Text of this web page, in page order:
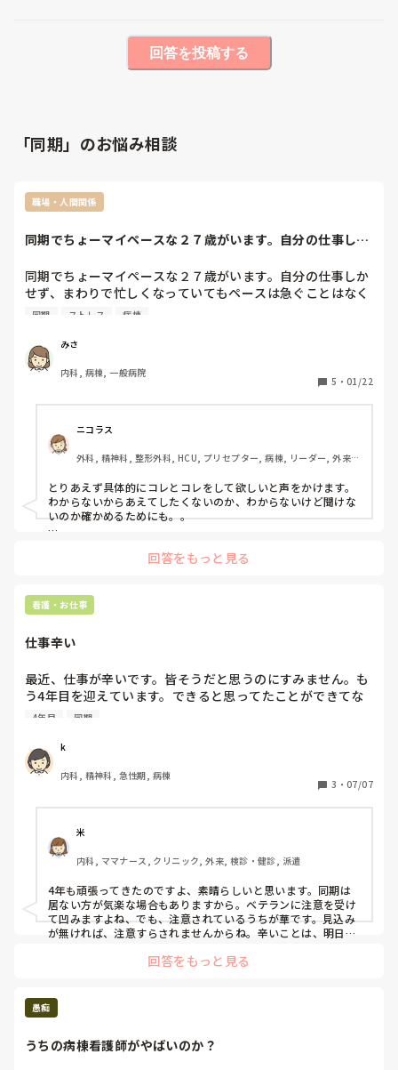
回答を投稿する
「同期」のお悩み相談
職場・人間関係
同期でちょーマイペースな２７歳がいます。自分の仕事しか
同期でちょーマイペースな２７歳がいます。自分の仕事しか
せず、まわりで忙しくなっていてもペースは急ぐことはなく
他の仕事をしようとしません。先輩とフリーしていても入院
との書類など手伝う気もなく先に帰ってました。
自分のペースで仕事してる人に対してどのようにみなさん声
かけていますか？
同期 ストレス 病棟
みさ
内科, 病棟, 一般病院
5 ・ 01/22
ニコラス
外科, 精神科, 整形外科, HCU, プリセプター, 病棟, リーダー, 外来,
とりあえず具体的にコレとコレをして欲しいと声をかけます。
わからないからあえてしたくないのか、わからないけど聞けな
いのか確かめるためにも。。
し、なんで私がしないといけないの？みたいな態度だったらそ
回答をもっと見る
看護・お仕事
仕事辛い
最近、仕事が辛いです。皆そうだと思うのにすみません。も
う4年目を迎えています。できると思ってたことができてな
かったり、注意を受けるとへこんでしまう自分が嫌いです。
るし、同期もおらず、周りはベテランばかりで一人だけ出来
てないと感じてしまい仕事に行くのが辛いと思ってしまいま
した。弱音ばかりすみません。
お願いします
4年目 同期
k
内科, 精神科, 急性期, 病棟
3 ・ 07/07
米
内科, ママナース, クリニック, 外来, 検診・健診, 派遣
4年も頑張ってきたのですよ、素晴らしいと思います。同期は
居ない方が気楽な場合もありますから。ベテランに注意を受け
て凹みますよね、でも、注意されているうちが華です。見込み
が無ければ、注意すらされませんからね。辛いことは、明日へ
事は切り替えて、自分ご褒美もしましょう。
回答をもっと見る
愚痴
うちの病棟看護師がやばいのか？